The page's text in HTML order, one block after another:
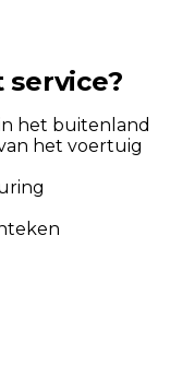
het buitenland
het voertuig